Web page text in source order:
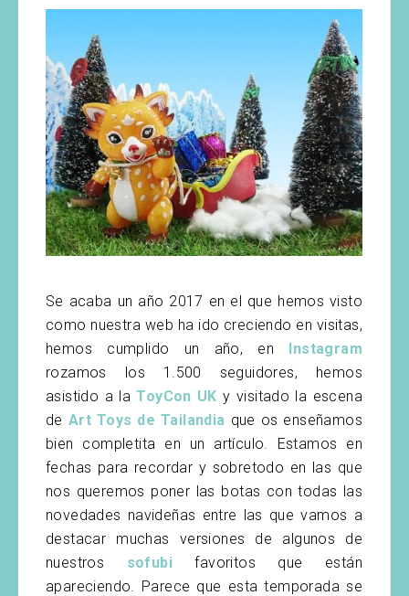
Se acaba un año 2017 en el que hemos visto
como nuestra web ha ido creciendo en visitas,
hemos cumplido un año, en Instagram
rozamos los 1.500 seguidores, hemos
asistido a laToyCon UK y visitado la escena
de Art Toys de Tailandia que os enseñamos
bien completita en un artículo. Estamos en
fechas para recordar y sobretodo en las que
nos queremos poner las botas con todas las
novedades navideñas entre las que vamos a
destacar muchas versiones de algunos de
nuestros sofubi favoritos que están
apareciendo. Parece que esta temporada se